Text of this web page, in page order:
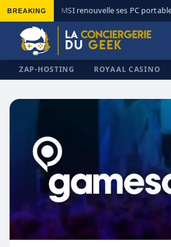
BREAKING MSI renouvelle ses PC
ZAP-HOSTING ROYAAL CASINO